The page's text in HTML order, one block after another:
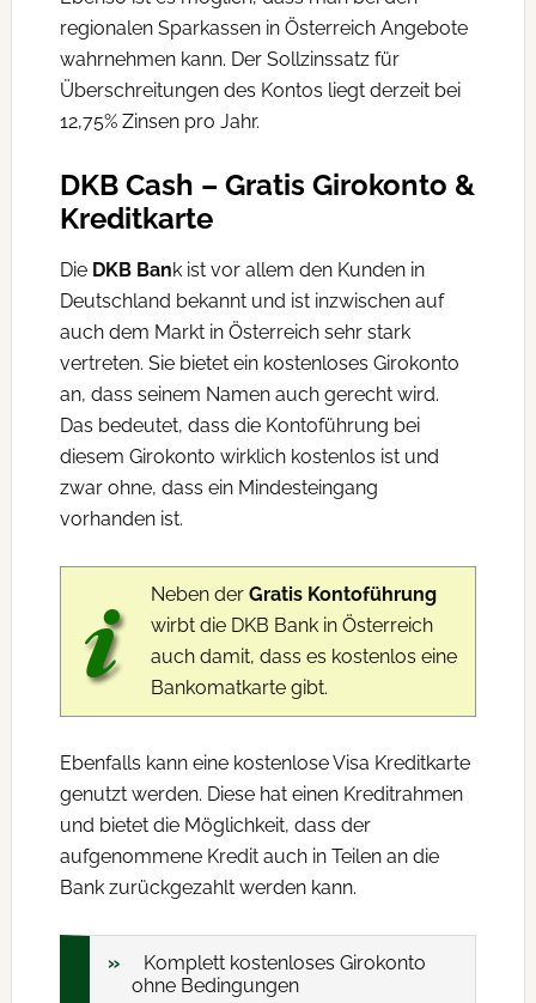
regionalen Sparkassen in Österreich Angebote
wahrnehmen kann. Der Sollzinssatz für
Überschreitungen des Kontos liegt derzeit bei
12,75% Zinsen pro Jahr.
DKB Cash – Gratis Girokonto &
Kreditkarte
Die DKB Bank ist vor allem den Kunden in
Deutschland bekannt und ist inzwischen auf
auch dem Markt in Österreich sehr stark
vertreten. Sie bietet ein kostenloses Girokonto
an, dass seinem Namen auch gerecht wird.
Das bedeutet, dass die Kontoführung bei
diesem Girokonto wirklich kostenlos ist und
zwar ohne, dass ein Mindesteingang
vorhanden ist.
Neben der Gratis Kontoführung
wirbt die DKB Bank in Österreich
auch damit, dass es kostenlos eine
Bankomatkarte gibt.
Ebenfalls kann eine kostenlose Visa Kreditkarte
genutzt werden. Diese hat einen Kreditrahmen
und bietet die Möglichkeit, dass der
aufgenommene Kredit auch in Teilen an die
Bank zurückgezahlt werden kann.
Komplett kostenloses Girokonto
ohne Bedingungen